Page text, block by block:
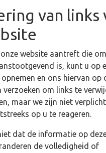
van links
website aantreft die
is, kunt u op
en ons hiervan op
verzoeken om links te
maar we zijn niet
op u te reageren.
dat de informatie op
de volledigheid of